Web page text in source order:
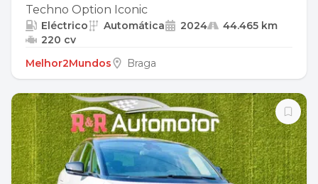
Techno Option Iconic
Eléctrico Automática 2024
44.465 km
220 cv
Melhor2Mundos
Braga